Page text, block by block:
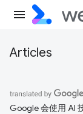
Articles
Google 会使用 AI